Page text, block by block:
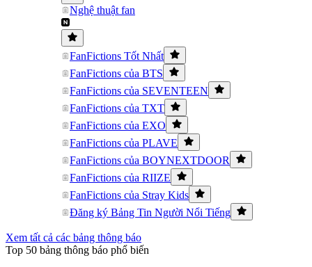
Nghệ thuật fan
FanFictions Tốt Nhất
FanFictions của BTS
FanFictions của SEVENTEEN
FanFictions của TXT
FanFictions của EXO
FanFictions của PLAVE
FanFictions của BOYNEXTDOOR
FanFictions của RIIZE
FanFictions của Stray Kids
Đăng ký Bảng Tin Người Nổi Tiếng
Xem tất cả các bảng thông báo
Top 50 bảng thông báo phổ biến